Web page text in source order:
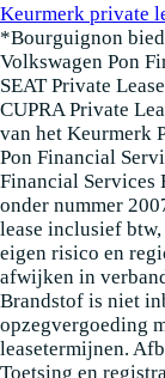
Keurmerk private
*Bourguignon
Volkswagen Pon
SEAT Private
CUPRA Private
van het Keurmerk
Pon Financial
Financial Services
onder nummer
lease inclusief
eigen risico en
afwijken in
Brandstof is niet
opzegvergoeding
leasetermijnen.
Toetsing en